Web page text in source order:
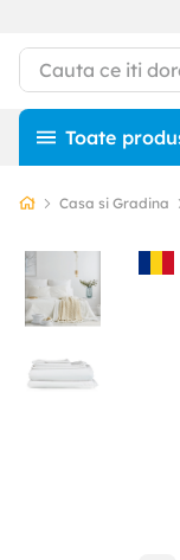
Casa si Gradina